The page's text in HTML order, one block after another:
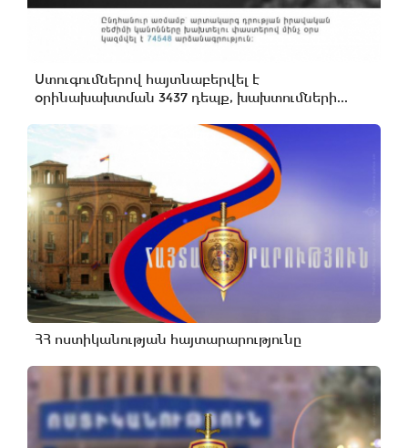
Ստուգումներով հայտնաբերվել է
օրինախախտման 3437 դեպք, խախտումների...
ՀՀ ոստիկանության հայտարարությունը